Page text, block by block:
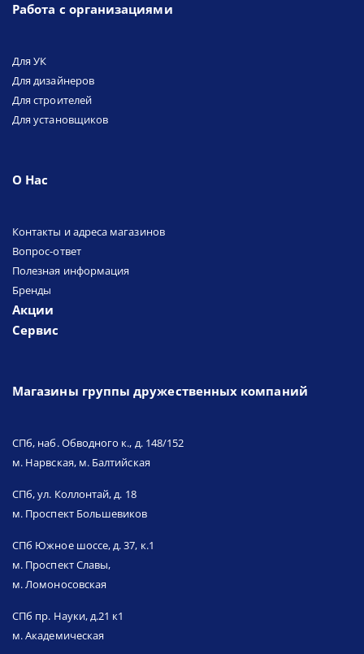
Работа с организациями
Для УК
Для дизайнеров
Для строителей
Для установщиков
О Нас
Контакты и адреса магазинов
Вопрос-ответ
Полезная информация
Бренды
Акции
Сервис
Магазины группы дружественных компаний
СПб, наб. Обводного к., д. 148/152
м. Нарвская, м. Балтийская
СПб, ул. Коллонтай, д. 18
м. Проспект Большевиков
СПб Южное шоссе, д. 37, к.1
м. Проспект Славы,
м. Ломоносовская
СПб пр. Науки, д.21 к1
м. Академическая